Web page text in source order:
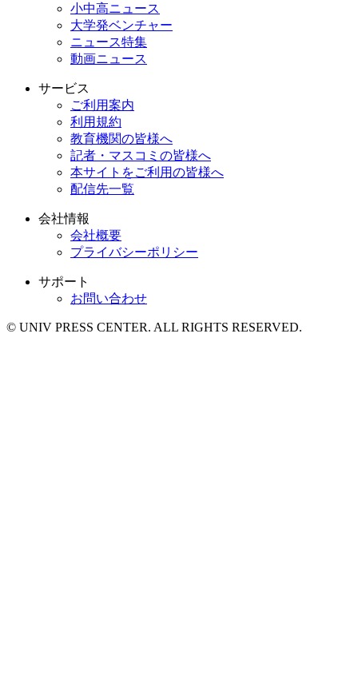
小中高ニュース
大学発ベンチャー
ニュース特集
動画ニュース
サービス
ご利用案内
利用規約
教育機関の皆様へ
記者・マスコミの皆様へ
本サイトをご利用の皆様へ
配信先一覧
会社情報
会社概要
プライバシーポリシー
サポート
お問い合わせ
© UNIV PRESS CENTER. ALL RIGHTS RESERVED.